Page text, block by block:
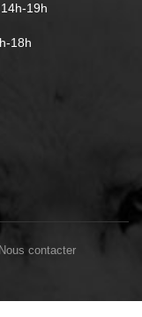
19h
18h
Nous contacter